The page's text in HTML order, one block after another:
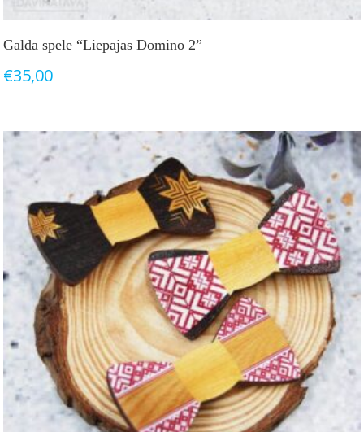
Galda spēle “Liepājas Domino 2”
€35,00